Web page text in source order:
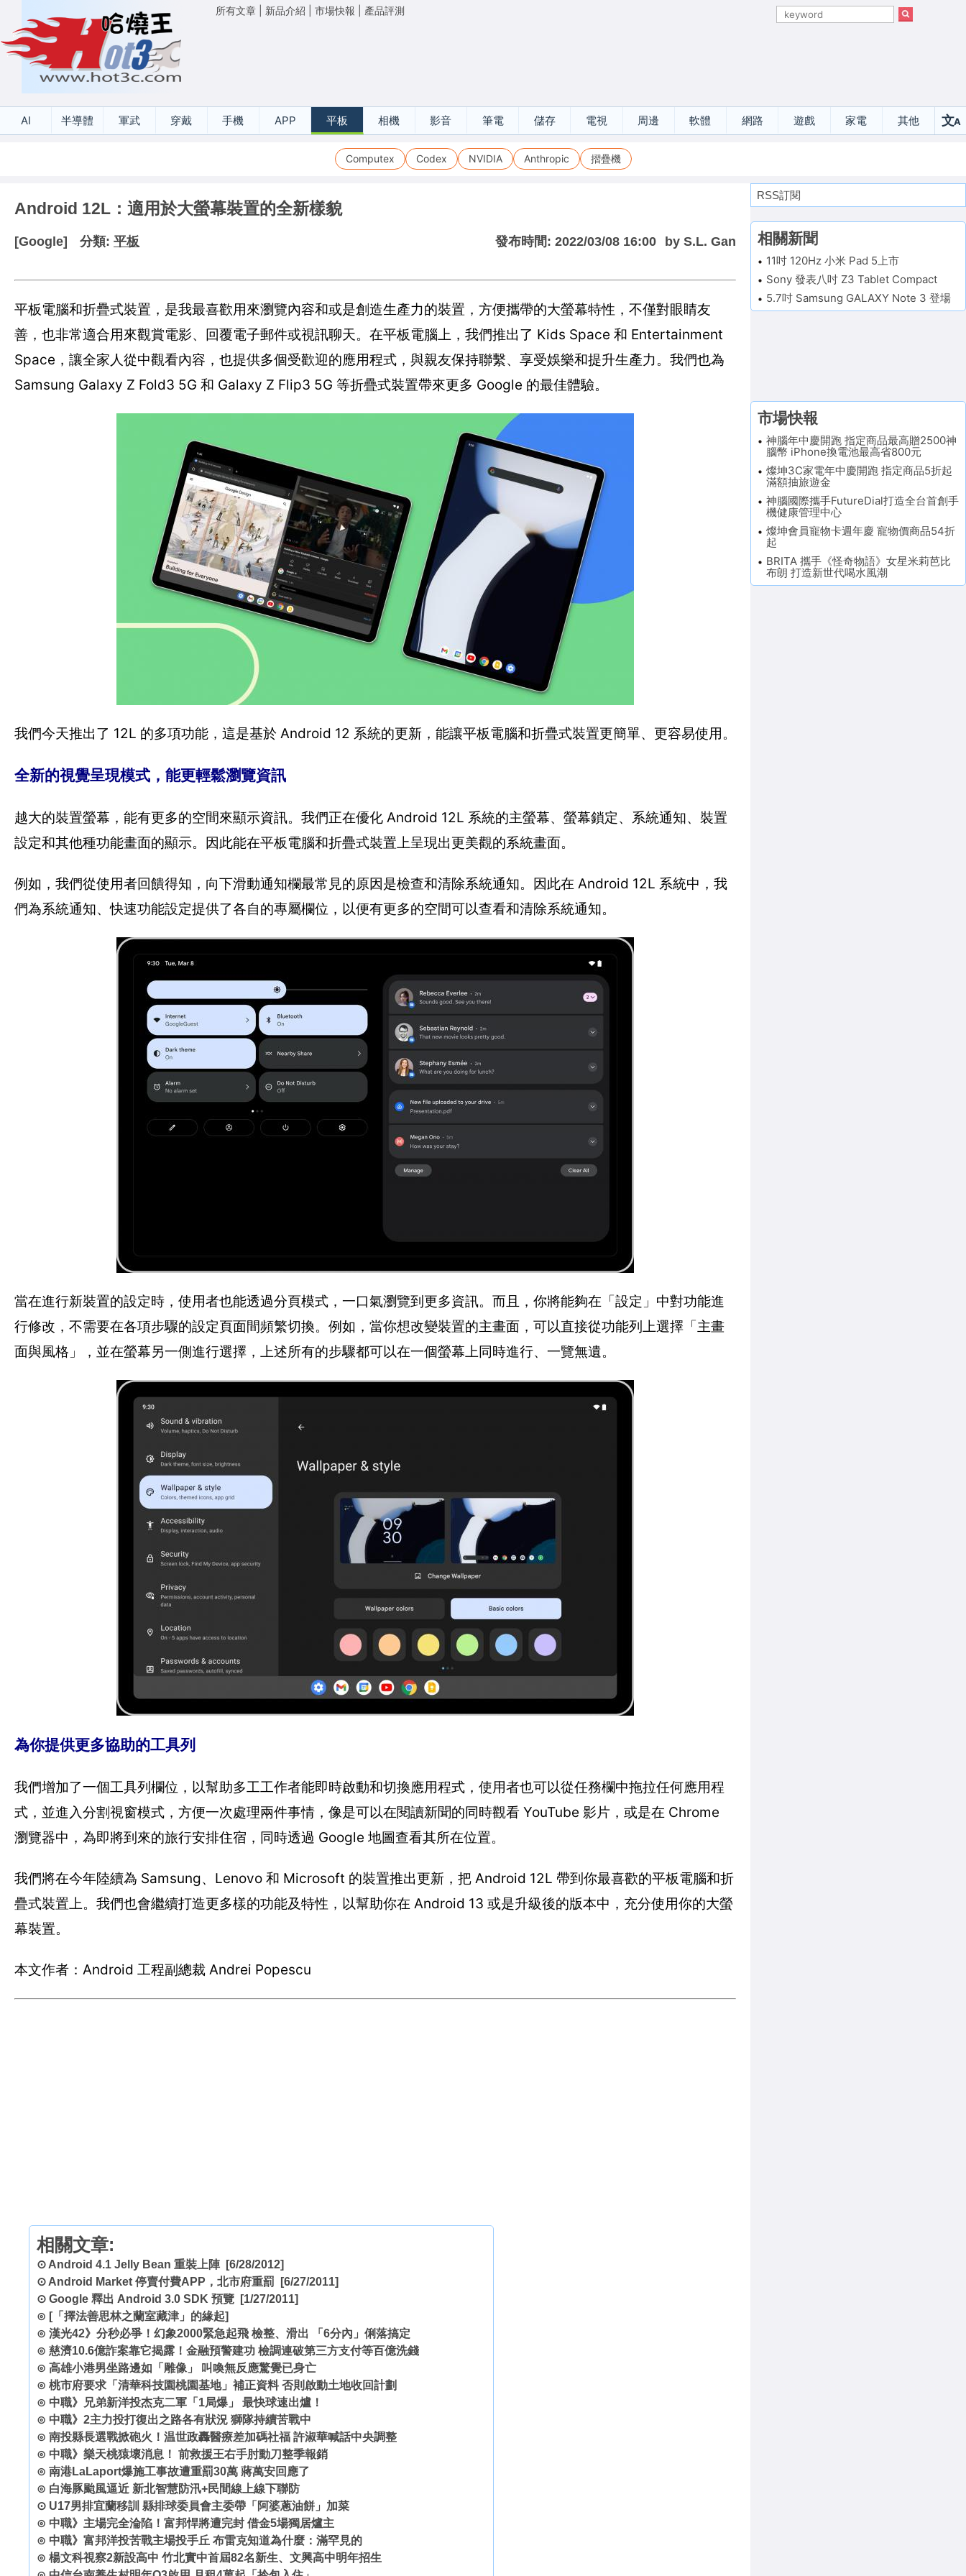
所有文章 新品介紹 市場快報 產品評測
AI 半導體 軍武 穿戴 手機 APP 平板 相機 影音 筆電 儲存 電視 周邊 軟體 網路 遊戲 家電 其他 文A
Computex Codex NVIDIA Anthropic 摺疊機
Android 12L：適用於大螢幕裝置的全新樣貌
[Google] 分類: 平板 發布時間: 2022/03/08 16:00 by S.L. Gan
平板電腦和折疊式裝置，是我最喜歡用來瀏覽內容和或是創造生產力的裝置，方便攜帶的大螢幕特性，不僅對眼睛友
善，也非常適合用來觀賞電影、回覆電子郵件或視訊聊天。在平板電腦上，我們推出了 Kids Space 和 Entertainment
Space，讓全家人從中觀看內容，也提供多個受歡迎的應用程式，與親友保持聯繫、享受娛樂和提升生產力。我們也為
Samsung Galaxy Z Fold3 5G 和 Galaxy Z Flip3 5G 等折疊式裝置帶來更多 Google 的最佳體驗。
我們今天推出了 12L 的多項功能，這是基於 Android 12 系統的更新，能讓平板電腦和折疊式裝置更簡單、更容易使用。
全新的視覺呈現模式，能更輕鬆瀏覽資訊
越大的裝置螢幕，能有更多的空間來顯示資訊。我們正在優化 Android 12L 系統的主螢幕、螢幕鎖定、系統通知、裝置
設定和其他種功能畫面的顯示。因此能在平板電腦和折疊式裝置上呈現出更美觀的系統畫面。
例如，我們從使用者回饋得知，向下滑動通知欄最常見的原因是檢查和清除系統通知。因此在 Android 12L 系統中，我
們為系統通知、快速功能設定提供了各自的專屬欄位，以便有更多的空間可以查看和清除系統通知。
當在進行新裝置的設定時，使用者也能透過分頁模式，一口氣瀏覽到更多資訊。而且，你將能夠在「設定」中對功能進
行修改，不需要在各項步驟的設定頁面間頻繁切換。例如，當你想改變裝置的主畫面，可以直接從功能列上選擇「主畫
面與風格」，並在螢幕另一側進行選擇，上述所有的步驟都可以在一個螢幕上同時進行、一覽無遺。
為你提供更多協助的工具列
我們增加了一個工具列欄位，以幫助多工工作者能即時啟動和切換應用程式，使用者也可以從任務欄中拖拉任何應用程
式，並進入分割視窗模式，方便一次處理兩件事情，像是可以在閱讀新聞的同時觀看 YouTube 影片，或是在 Chrome
瀏覽器中，為即將到來的旅行安排住宿，同時透過 Google 地圖查看其所在位置。
我們將在今年陸續為 Samsung、Lenovo 和 Microsoft 的裝置推出更新，把 Android 12L 帶到你最喜歡的平板電腦和折
疊式裝置上。我們也會繼續打造更多樣的功能及特性，以幫助你在 Android 13 或是升級後的版本中，充分使用你的大螢
幕裝置。
本文作者：Android 工程副總裁 Andrei Popescu
相關文章:
⊙ Android 4.1 Jelly Bean 重裝上陣 [6/28/2012]
⊙ Android Market 停賣付費APP，北市府重罰 [6/27/2011]
⊙ Google 釋出 Android 3.0 SDK 預覽 [1/27/2011]
⊙ [「擇法善思林之蘭室藏津」的緣起]
⊙ 漢光42》分秒必爭！幻象2000緊急起飛 檢整、滑出 「6分內」俐落搞定
⊙ 慈濟10.6億詐案靠它揭露！金融預警建功 檢調連破第三方支付等百億洗錢
⊙ 高雄小港男坐路邊如「雕像」 叫喚無反應驚覺已身亡
⊙ 桃市府要求「清華科技園桃園基地」補正資料 否則啟動土地收回計劃
⊙ 中職》兄弟新洋投杰克二軍「1局爆」 最快球速出爐！
⊙ 中職》2主力投打復出之路各有狀況 獅隊持續苦戰中
⊙ 南投縣長選戰掀砲火！温世政轟醫療差加碼社福 許淑華喊話中央調整
⊙ 中職》樂天桃猿壞消息！ 前救援王右手肘動刀整季報銷
⊙ 南港LaLaport爆施工事故遭重罰30萬 蔣萬安回應了
⊙ 白海豚颱風逼近 新北智慧防汛+民間線上線下聯防
⊙ U17男排宜蘭移訓 縣排球委員會主委帶「阿婆蔥油餅」加菜
⊙ 中職》主場完全淪陷！富邦悍將遭完封 借金5場獨居爐主
⊙ 中職》富邦洋投苦戰主場投手丘 布雷克知道為什麼：滿罕見的
⊙ 楊文科視察2新設高中 竹北實中首屆82名新生、文興高中明年招生
RSS訂閱
相關新聞
11吋 120Hz 小米 Pad 5上市
Sony 發表八吋 Z3 Tablet Compact
5.7吋 Samsung GALAXY Note 3 登場
市場快報
神腦年中慶開跑 指定商品最高贈2500神
腦幣 iPhone換電池最高省800元
燦坤3C家電年中慶開跑 指定商品5折起
滿額抽旅遊金
神腦國際攜手FutureDial打造全台首創手
機健康管理中心
燦坤會員寵物卡週年慶 寵物價商品54折
起
BRITA 攜手《怪奇物語》女星米莉芭比
布朗 打造新世代喝水風潮